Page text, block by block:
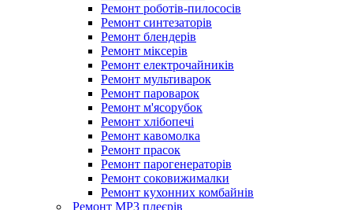
Ремонт роботів-пилососів
Ремонт синтезаторів
Ремонт блендерiв
Ремонт мiксерiв
Ремонт електрочайників
Ремонт мультиварок
Ремонт пароварок
Ремонт м'ясорубок
Ремонт хлiбопечi
Ремонт кавомолка
Ремонт прасок
Ремонт парогенераторiв
Ремонт соковижималки
Ремонт кухонних комбайнів
Ремонт MP3 плеєрів